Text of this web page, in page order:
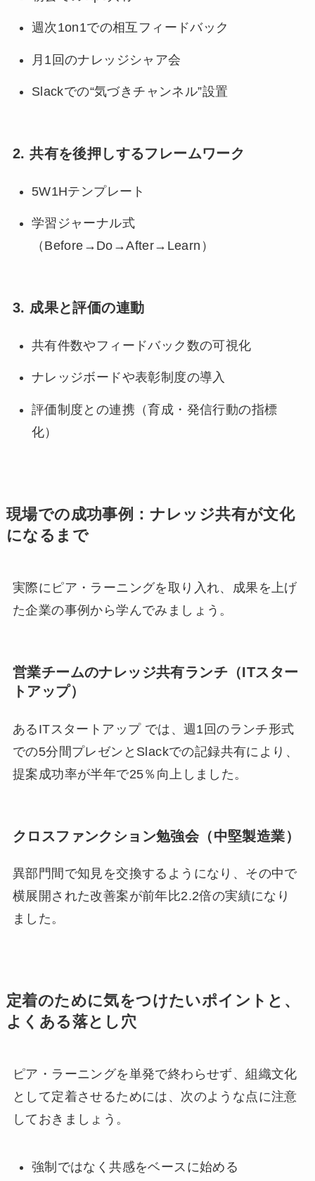
週次1on1での相互フィードバック
月1回のナレッジシャア会
Slackでの“気づきチャンネル”設置
2. 共有を後押しするフレームワーク
5W1Hテンプレート
学習ジャーナル式
（Before→Do→After→Learn）
3. 成果と評価の連動
共有件数やフィードバック数の可視化
ナレッジボードや表彰制度の導入
評価制度との連携（育成・発信行動の指標
化）
現場での成功事例：ナレッジ共有が文化
になるまで
実際にピア・ラーニングを取り入れ、成果を上げ
た企業の事例から学んでみましょう。
営業チームのナレッジ共有ランチ（ITスター
トアップ）
あるITスタートアップ では、週1回のランチ形式
での5分間プレゼンとSlackでの記録共有により、
提案成功率が半年で25％向上しました。
クロスファンクション勉強会（中堅製造業）
異部門間で知見を交換するようになり、その中で
横展開された改善案が前年比2.2倍の実績になり
ました。
定着のために気をつけたいポイントと、
よくある落とし穴
ピア・ラーニングを単発で終わらせず、組織文化
として定着させるためには、次のような点に注意
しておきましょう。
強制ではなく共感をベースに始める